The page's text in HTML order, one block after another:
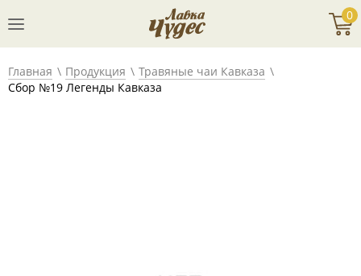
0
Главная Продукция
Травяные чаи Кавказа
Сбор №19 Легенды Кавказа